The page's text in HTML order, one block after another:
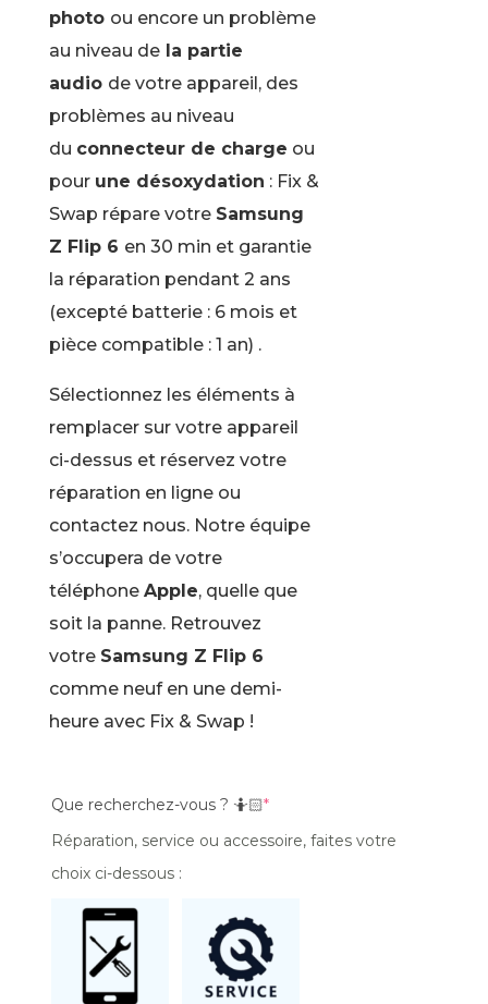
photo ou encore un problème
au niveau dela partie
audio de votre appareil, des
problèmes au niveau
du connecteur de charge ou
pour une désoxydation : Fix &
Swap répare votre Samsung
Z Flip 6 en 30 min et garantie
la réparation pendant 2 ans
(excepté batterie : 6 mois et
pièce compatible : 1 an) .
Sélectionnez les éléments à
remplacer sur votre appareil
ci-dessus et réservez votre
réparation en ligne ou
contactez nous. Notre équipe
s’occupera de votre
téléphone Apple, quelle que
soit la panne. Retrouvez
votre Samsung Z Flip 6
comme neuf en une demi-
heure avec Fix & Swap !
Que recherchez-vous ? 🤷🏻*
Réparation, service ou accessoire, faites votre
choix ci-dessous :